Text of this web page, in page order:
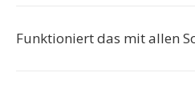
Funktioniert das mit allen